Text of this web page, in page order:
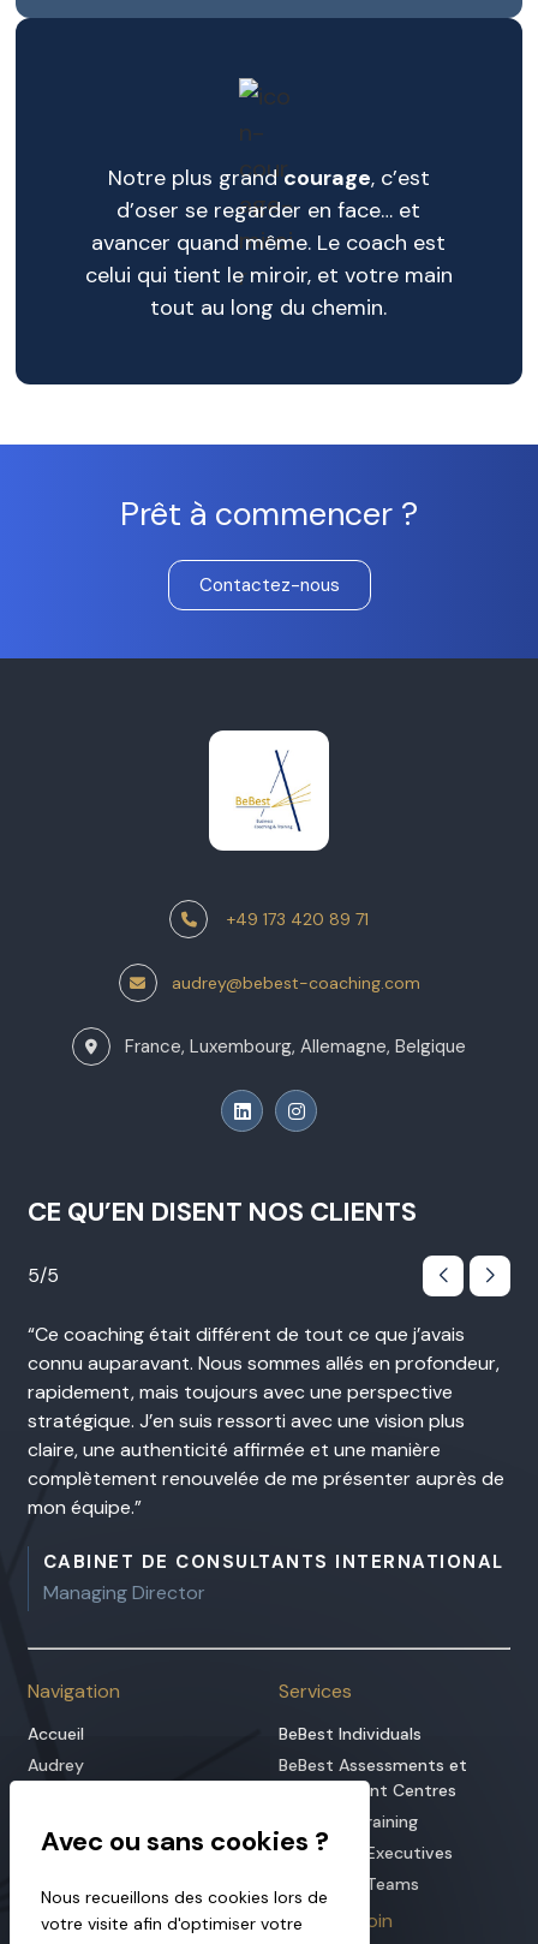
Notre plus grandcourage, c’est
d’oser se regarder en face… et
avancer quand même. Le coach est
celui qui tient le miroir, et votre main
tout au long du chemin.
Prêt à commencer ?
Contactez-nous
+49 173 420 89 71
audrey@bebest-coaching.com
France, Luxembourg, Allemagne, Belgique
CE QU’EN DISENT NOS CLIENTS
5/5
Ce coaching était différent de tout ce que j’avais
connu auparavant. Nous sommes allés en profondeur,
rapidement, mais toujours avec une perspective
stratégique. J’en suis ressorti avec une vision plus
claire, une authenticité affirmée et une manière
complètement renouvelée de me présenter auprès de
mon équipe.
CABINET DE CONSULTANTS INTERNATIONAL
Managing Director
Navigation
Accueil
Audrey
Hypnothérapie
Blog
Services
BeBest Individuals
BeBest Assessments et
Development Centres
BeBest in Training
BeBest for Executives
BeBest for Teams
Infos Aller plus loin
Nous recueillons des cookies lors de
votre visite afin d'optimiser votre